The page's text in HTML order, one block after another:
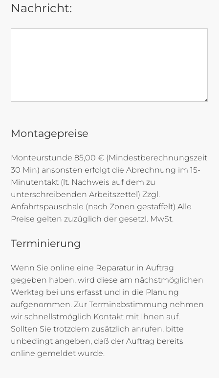
Nachricht:
Montagepreise
Monteurstunde 85,00 € (Mindestberechnungszeit
30 Min) ansonsten erfolgt die Abrechnung im 15-
Minutentakt (lt. Nachweis auf dem zu
unterschreibenden Arbeitszettel) Zzgl.
Anfahrtspauschale (nach Zonen gestaffelt) Alle
Preise gelten zuzüglich der gesetzl. MwSt.
Terminierung
Wenn Sie online eine Reparatur in Auftrag
gegeben haben, wird diese am nächstmöglichen
Werktag bei uns erfasst und in die Planung
aufgenommen. Zur Terminabstimmung nehmen
wir schnellstmöglich Kontakt mit Ihnen auf.
Sollten Sie trotzdem zusätzlich anrufen, bitte
unbedingt angeben, daß der Auftrag bereits
online gemeldet wurde.